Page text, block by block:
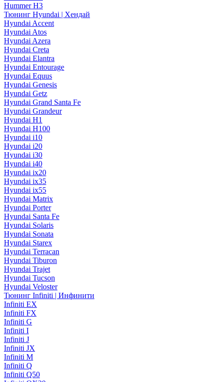
Hummer H3
Тюнинг Hyundai | Хендай
Hyundai Accent
Hyundai Atos
Hyundai Azera
Hyundai Creta
Hyundai Elantra
Hyundai Entourage
Hyundai Equus
Hyundai Genesis
Hyundai Getz
Hyundai Grand Santa Fe
Hyundai Grandeur
Hyundai H1
Hyundai H100
Hyundai i10
Hyundai i20
Hyundai i30
Hyundai i40
Hyundai ix20
Hyundai ix35
Hyundai ix55
Hyundai Matrix
Hyundai Porter
Hyundai Santa Fe
Hyundai Solaris
Hyundai Sonata
Hyundai Starex
Hyundai Terracan
Hyundai Tiburon
Hyundai Trajet
Hyundai Tucson
Hyundai Veloster
Тюнинг Infiniti | Инфинити
Infiniti EX
Infiniti FX
Infiniti G
Infiniti I
Infiniti J
Infiniti JX
Infiniti M
Infiniti Q
Infiniti Q50